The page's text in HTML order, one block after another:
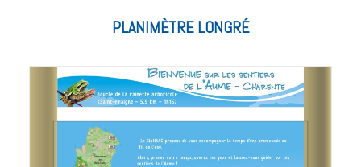
PLANIMÈTRE LONGRÉ